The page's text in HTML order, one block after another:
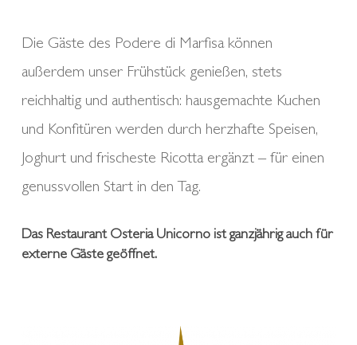
Die Gäste des Podere di Marfisa können
außerdem unser Frühstück genießen, stets
reichhaltig und authentisch: hausgemachte Kuchen
und Konfitüren werden durch herzhafte Speisen,
Joghurt und frischeste Ricotta ergänzt – für einen
genussvollen Start in den Tag.
Das Restaurant Osteria Unicorno ist ganzjährig auch für
externe Gäste geöffnet.